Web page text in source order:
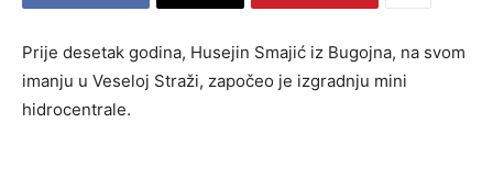
Prije desetak godina, Husejin Smajić iz Bugojna, na svom
imanju u Veseloj Straži, započeo je izgradnju mini
hidrocentrale.